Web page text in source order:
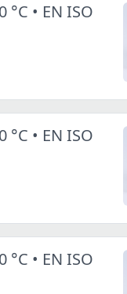
• EN ISO
• EN ISO
• EN ISO